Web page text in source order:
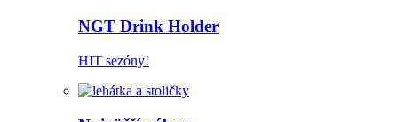
NGT Drink Holder
HIT sezóny!